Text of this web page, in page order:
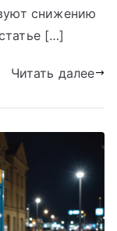
снижению
[…]
Читать далее